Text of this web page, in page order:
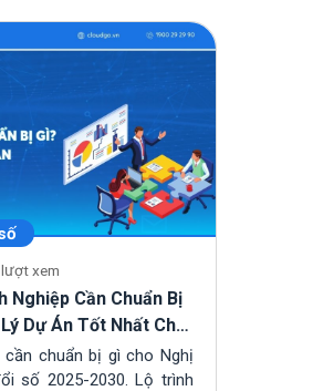
xem
Nghiệp Cần Chuẩn Bị
Dự Án Tốt Nhất Cho
cần chuẩn bị gì cho Nghị
số 2025-2030. Lộ trình